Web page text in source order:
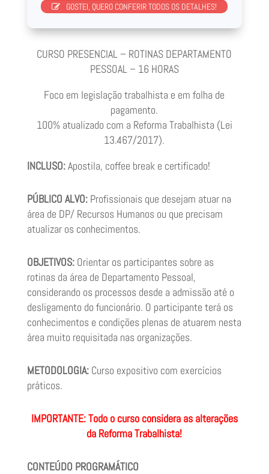
GOSTEI, QUERO CONFERIR TODOS OS DETALHES!
CURSO PRESENCIAL – ROTINAS DEPARTAMENTO
PESSOAL – 16 HORAS
Foco em legislação trabalhista e em folha de
pagamento.
100% atualizado com a Reforma Trabalhista (Lei
13.467/2017).
INCLUSO:Apostila, coffee break e certificado!
PÚBLICO ALVO:Profissionais que desejam atuar na
área de DP/ Recursos Humanos ou que precisam
atualizar os conhecimentos.
OBJETIVOS:Orientar os participantes sobre as
rotinas da área de Departamento Pessoal,
considerando os processos desde a admissão até o
desligamento do funcionário. O participante terá os
conhecimentos e condições plenas de atuarem nesta
área muito requisitada nas organizações.
METODOLOGIA: Curso expositivo com exercícios
práticos.
IMPORTANTE: Todo o curso considera as alterações
da Reforma Trabalhista!
CONTEÚDO PROGRAMÁTICO